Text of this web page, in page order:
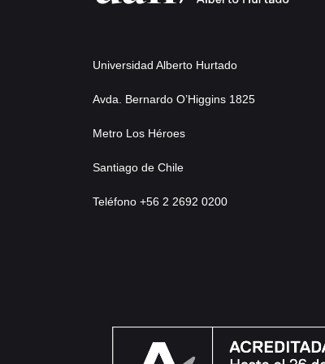
Universidad Alberto Hurtado
Avda. Bernardo O’Higgins 1825
Metro Los Héroes
Santiago de Chile
Teléfono +56 2 2692 0200